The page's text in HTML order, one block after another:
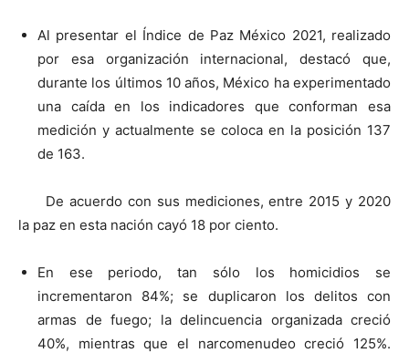
Al presentar el Índice de Paz México 2021, realizado
por esa organización internacional, destacó que,
durante los últimos 10 años, México ha experimentado
una caída en los indicadores que conforman esa
medición y actualmente se coloca en la posición 137
de 163.
De acuerdo con sus mediciones, entre 2015 y 2020
la paz en esta nación cayó 18 por ciento.
En ese periodo, tan sólo los homicidios se
incrementaron 84%; se duplicaron los delitos con
armas de fuego; la delincuencia organizada creció
40%, mientras que el narcomenudeo creció 125%.